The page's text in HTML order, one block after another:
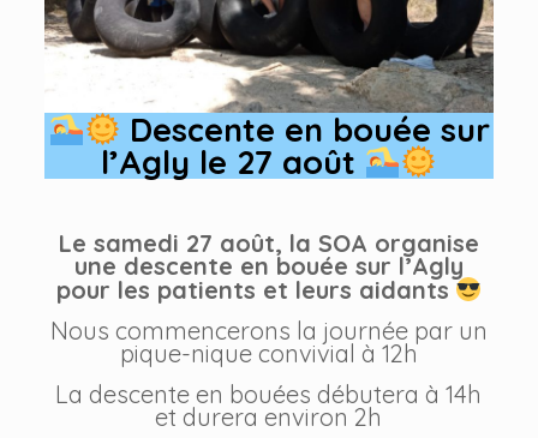
Descente en bouée sur
l’Agly le 27 août
Le samedi 27 août, la SOA organise
une descente en bouée sur l’Agly
pour les patients et leurs aidants
Nous commencerons la journée par un
pique-nique convivial à 12h
La descente en bouées débutera à 14h
et durera environ 2h